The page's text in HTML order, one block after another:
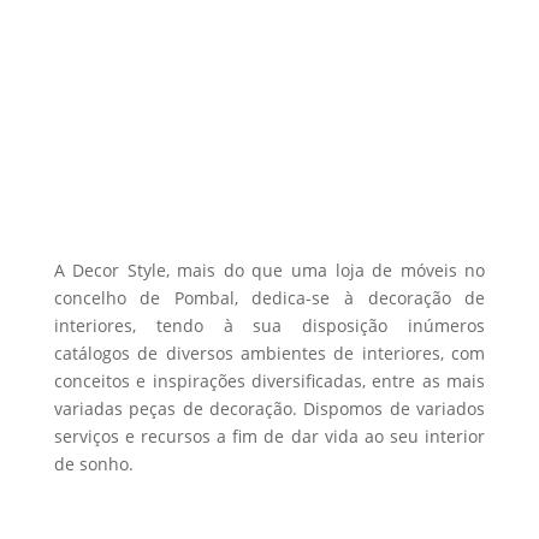
the
product
page
A Decor Style, mais do que uma loja de móveis no
concelho de Pombal, dedica-se à decoração de
interiores, tendo à sua disposição inúmeros
catálogos de diversos ambientes de interiores, com
conceitos e inspirações diversificadas, entre as mais
variadas peças de decoração. Dispomos de variados
serviços e recursos a fim de dar vida ao seu interior
de sonho.